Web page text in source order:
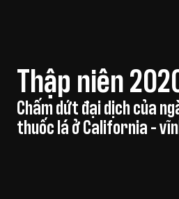
Thập niên
Chấm dứt đại dịch của
thuốc lá ở California -